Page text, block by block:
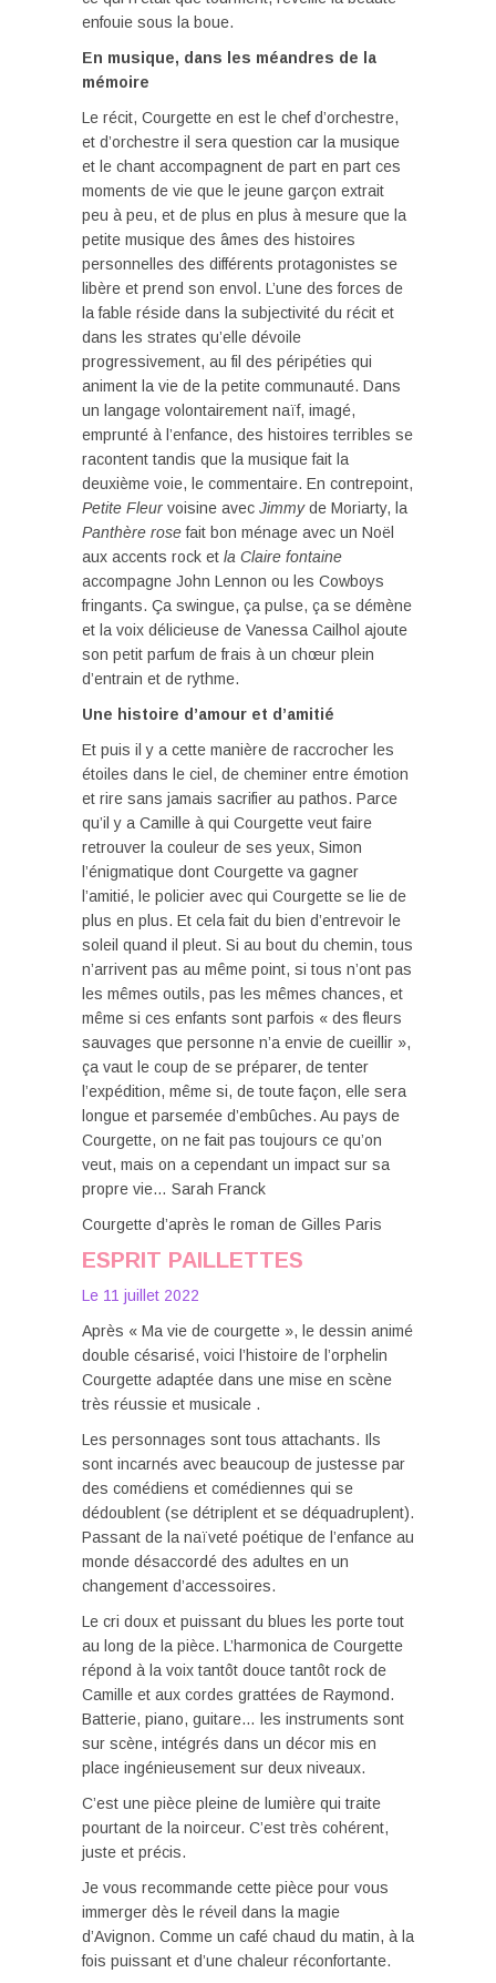
enfouie sous la boue.
En musique, dans les méandres de la
mémoire
Le récit, Courgette en est le chef d’orchestre,
et d’orchestre il sera question car la musique
et le chant accompagnent de part en part ces
moments de vie que le jeune garçon extrait
peu à peu, et de plus en plus à mesure que la
petite musique des âmes des histoires
personnelles des différents protagonistes se
libère et prend son envol. L’une des forces de
la fable réside dans la subjectivité du récit et
dans les strates qu’elle dévoile
progressivement, au fil des péripéties qui
animent la vie de la petite communauté. Dans
un langage volontairement naïf, imagé,
emprunté à l’enfance, des histoires terribles se
racontent tandis que la musique fait la
deuxième voie, le commentaire. En contrepoint,
Petite Fleur voisine avec Jimmyde Moriarty, la
Panthère rosefait bon ménage avec un Noël
aux accents rock et la Claire fontaine
accompagne John Lennon ou les Cowboys
fringants. Ça swingue, ça pulse, ça se démène
et la voix délicieuse de Vanessa Cailhol ajoute
son petit parfum de frais à un chœur plein
d’entrain et de rythme.
Une histoire d’amour et d’amitié
Et puis il y a cette manière de raccrocher les
étoiles dans le ciel, de cheminer entre émotion
et rire sans jamais sacrifier au pathos. Parce
qu’il y a Camille à qui Courgette veut faire
retrouver la couleur de ses yeux, Simon
l’énigmatique dont Courgette va gagner
l’amitié, le policier avec qui Courgette se lie de
plus en plus. Et cela fait du bien d’entrevoir le
soleil quand il pleut. Si au bout du chemin, tous
n’arrivent pas au même point, si tous n’ont pas
les mêmes outils, pas les mêmes chances, et
même si ces enfants sont parfois « des fleurs
sauvages que personne n’a envie de cueillir »,
ça vaut le coup de se préparer, de tenter
l’expédition, même si, de toute façon, elle sera
longue et parsemée d’embûches. Au pays de
Courgette, on ne fait pas toujours ce qu’on
veut, mais on a cependant un impact sur sa
propre vie… Sarah Franck
Courgette d’après le roman de Gilles Paris
ESPRIT PAILLETTES
Le 11 juillet 2022
Après « Ma vie de courgette », le dessin animé
double césarisé, voici l’histoire de l’orphelin
Courgette adaptée dans une mise en scène
très réussie et musicale .
Les personnages sont tous attachants. Ils
sont incarnés avec beaucoup de justesse par
des comédiens et comédiennes qui se
dédoublent (se détriplent et se déquadruplent).
Passant de la naïveté poétique de l’enfance au
monde désaccordé des adultes en un
changement d’accessoires.
Le cri doux et puissant du blues les porte tout
au long de la pièce. L’harmonica de Courgette
répond à la voix tantôt douce tantôt rock de
Camille et aux cordes grattées de Raymond.
Batterie, piano, guitare… les instruments sont
sur scène, intégrés dans un décor mis en
place ingénieusement sur deux niveaux.
C’est une pièce pleine de lumière qui traite
pourtant de la noirceur. C’est très cohérent,
juste et précis.
Je vous recommande cette pièce pour vous
immerger dès le réveil dans la magie
d’Avignon. Comme un café chaud du matin, à la
fois puissant et d’une chaleur réconfortante.